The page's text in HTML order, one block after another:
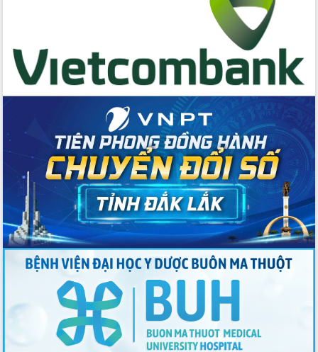
liệu và Bản đồ số
Tập huấn ứng dụng trí tuệ nhân tạo (AI)
trong thương mại điện tử năm 2026
Đoàn đại biểu Quốc hội tỉnh Đắk Lắk
trao đổi thông tin trước Kỳ họp thứ
nhất, Quốc hội khóa XVI
Quyết liệt cải cách hành chính, khơi
thông nguồn lực phát triển
Nâng cao hiệu lực, hiệu quả HĐND
tỉnh thông qua hiện đại hóa hành chính
Xã Ea Phê gắn cải cách hành chính với
chuyển đổi số
Phó Chủ tịch Thường trực UBND tỉnh
Hồ Thị Nguyên Thảo làm việc tại Trung
tâm Phục vụ hành chính công xã Ea
Xây dựng nền hành chính số đồng
hành cùng nông dân dân, doanh nghiệp
Giai đoạn 2026-2030, Đắk Lắk phấn